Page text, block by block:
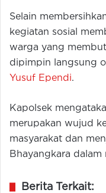
Selain
kegiatan sosial
warga yang
dipimpin langsung
Yusuf Ependi.
Kapolsek
merupakan wujud
masyarakat dan
Bhayangkara
Berita Terkait: